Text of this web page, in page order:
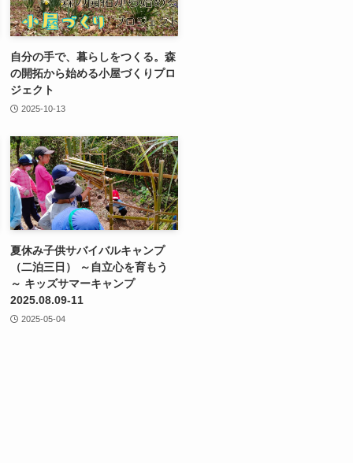
自分の手で、暮らしをつくる。森
の開拓から始める小屋づくりプロ
ジェクト
2025-10-13
夏休み子供サバイバルキャンプ
（二泊三日） ～自立心を育もう
～ キッズサマーキャンプ
2025.08.09-11
2025-05-04